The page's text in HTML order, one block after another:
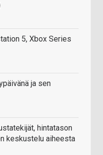
5, Xbox Series
ja sen
hintatason
keskustelu aiheesta